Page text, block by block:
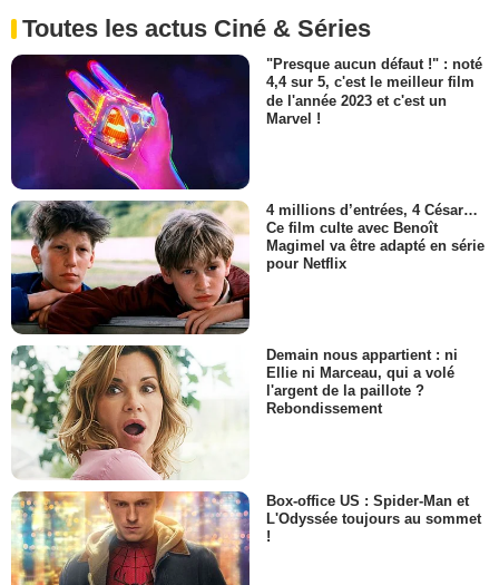
Toutes les actus Ciné & Séries
"Presque aucun défaut !" : noté
4,4 sur 5, c'est le meilleur film
de l'année 2023 et c'est un
Marvel !
4 millions d’entrées, 4 César…
Ce film culte avec Benoît
Magimel va être adapté en série
pour Netflix
Demain nous appartient : ni
Ellie ni Marceau, qui a volé
l'argent de la paillote ?
Rebondissement
Box-office US : Spider-Man et
L'Odyssée toujours au sommet
!